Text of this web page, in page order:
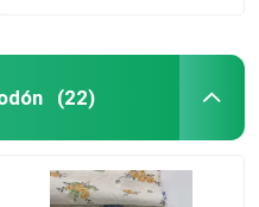
(22)